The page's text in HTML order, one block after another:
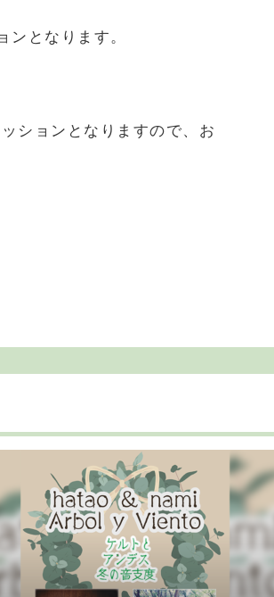
となります。
ションとなりますので、お